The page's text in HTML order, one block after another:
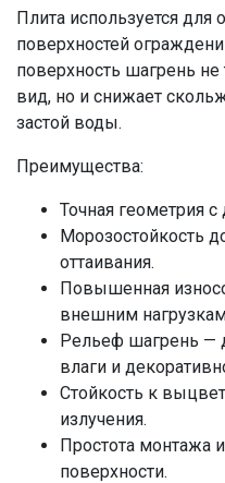
Плита используется
поверхностей
поверхность шагрень
вид, но и снижает
застой воды.
Преимущества:
Точная геометрия
Морозостойкость
оттаивания.
Повышенная
внешним
Рельеф шагрень —
влаги и
Стойкость к
излучения.
Простота монтажа
поверхности.